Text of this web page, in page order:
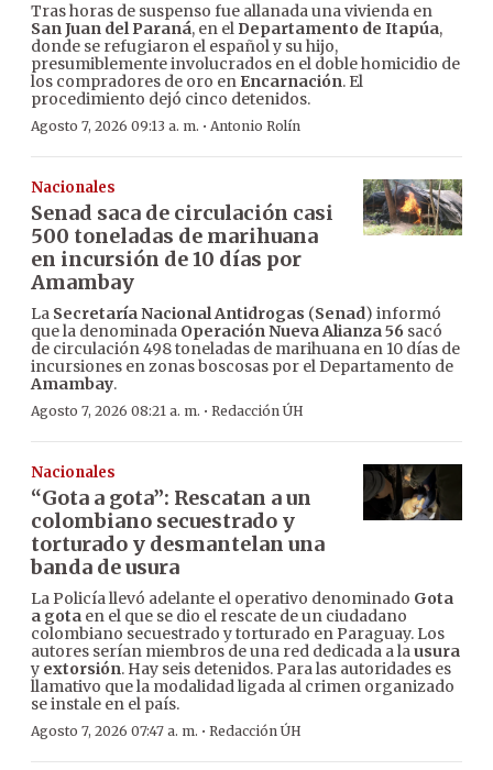
Tras horas de suspenso fue allanada una vivienda en
San Juan del Paraná, en el Departamento de Itapúa,
donde se refugiaron el español y su hijo,
presumiblemente involucrados en el doble homicidio de
los compradores de oro en Encarnación. El
procedimiento dejó cinco detenidos.
Agosto 7, 2026 09:13 a. m. · Antonio Rolín
Nacionales
Senad saca de circulación casi
500 toneladas de marihuana
en incursión de 10 días por
Amambay
La Secretaría Nacional Antidrogas (Senad) informó
que la denominada Operación Nueva Alianza 56 sacó
de circulación 498 toneladas de marihuana en 10 días de
incursiones en zonas boscosas por el Departamento de
Amambay.
Agosto 7, 2026 08:21 a. m. · Redacción ÚH
Nacionales
“Gota a gota”: Rescatan a un
colombiano secuestrado y
torturado y desmantelan una
banda de usura
La Policía llevó adelante el operativo denominado Gota
a gota en el que se dio el rescate de un ciudadano
colombiano secuestrado y torturado en Paraguay. Los
autores serían miembros de una red dedicada a lausura
y extorsión. Hay seis detenidos. Para las autoridades es
llamativo que la modalidad ligada al crimen organizado
se instale en el país.
Agosto 7, 2026 07:47 a. m. · Redacción ÚH